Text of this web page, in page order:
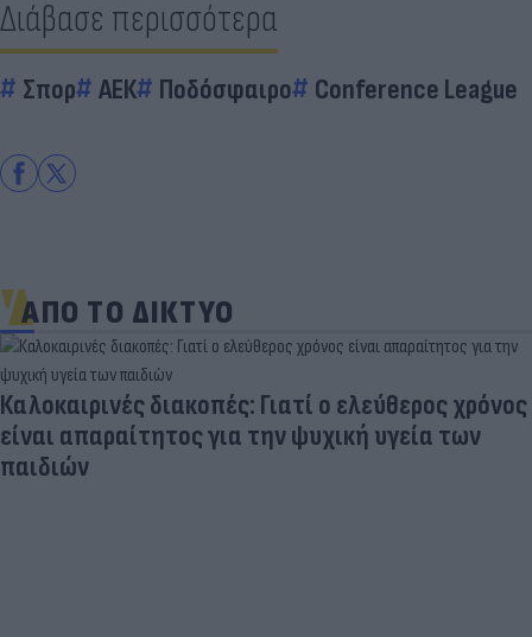
Διάβασε περισσότερα
Σπορ ΑΕΚ Ποδόσφαιρο Conference League
ΑΠΟ ΤΟ ΔΙΚΤΥΟ
Καλοκαιρινές διακοπές: Γιατί ο ελεύθερος χρόνος
είναι απαραίτητος για την ψυχική υγεία των
παιδιών